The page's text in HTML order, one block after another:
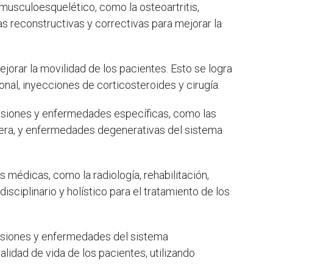
como la osteoartritis,
reconstructivas y correctivas para mejorar la
la movilidad de los pacientes. Esto se logra
inyecciones de corticosteroides y cirugía.
y enfermedades específicas, como las
y enfermedades degenerativas del sistema
como la radiología, rehabilitación,
y holístico para el tratamiento de los
y enfermedades del sistema
de vida de los pacientes, utilizando